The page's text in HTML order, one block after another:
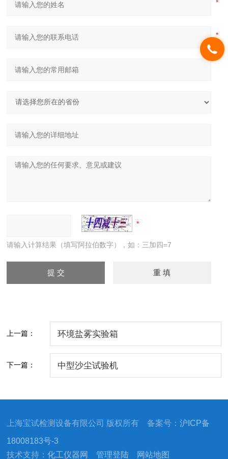
请输入计算结果（填写阿拉伯数字），如：三加四=7
上一篇： 环境盐雾实验箱
下一篇： 中型沙尘试验机
上海宝试检测设备有限公司 版权所有 备案号：沪ICP备
18008183号-3
技术支持：化工仪器网 管理登陆 网站地图